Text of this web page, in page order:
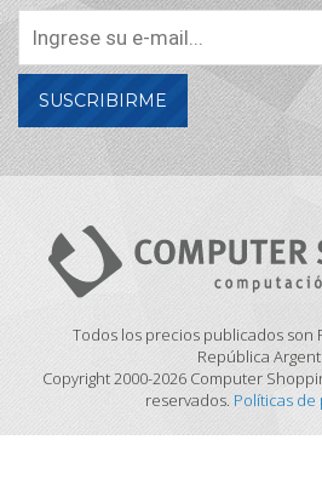
SUSCRIBIRME
Todos los precios publicados son
República
Copyright 2000-2026 Computer
reservados. Políticas de